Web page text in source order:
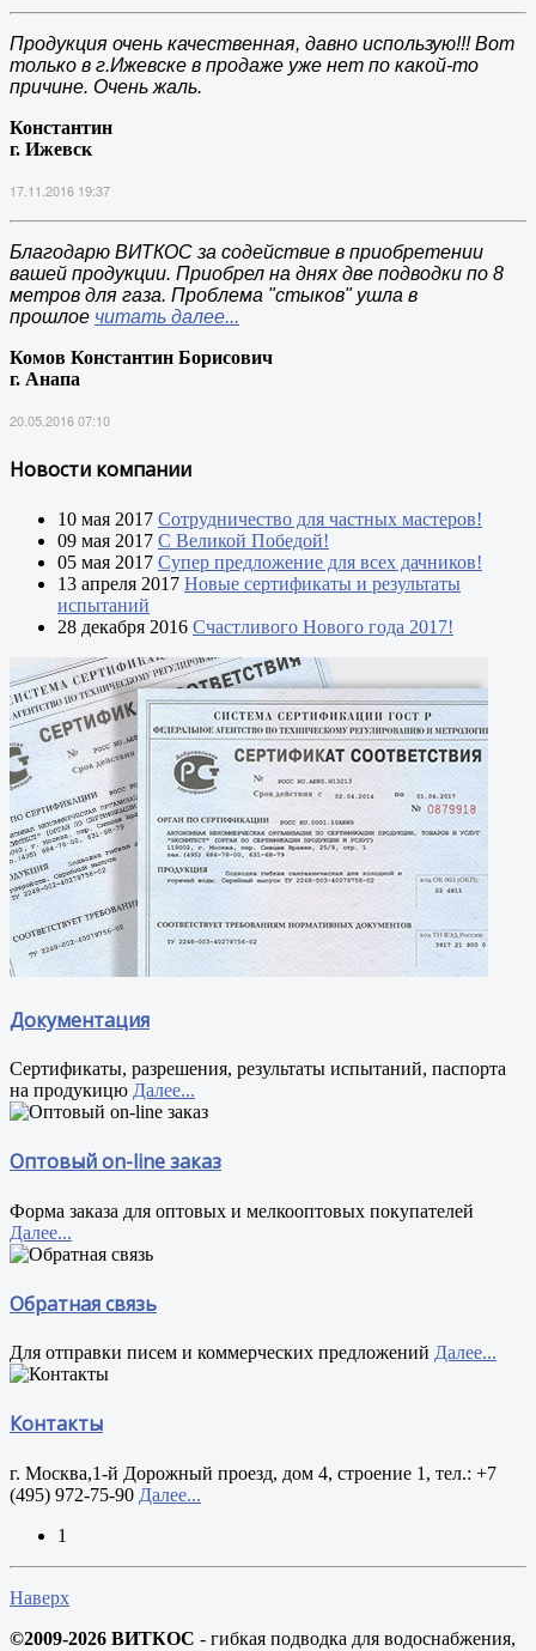
Продукция очень качественная, давно использую!!! Вот
только в г.Ижевске в продаже уже нет по какой-то
причине. Очень жаль.
Константин
г. Ижевск
17.11.2016 19:37
Благодарю ВИТКОС за содействие в приобретении
вашей продукции. Приобрел на днях две подводки по 8
метров для газа. Проблема "стыков" ушла в
прошлое читать далее...
Комов Константин Борисович
г. Анапа
20.05.2016 07:10
Новости компании
10 мая 2017 Сотрудничество для частных мастеров!
09 мая 2017 С Великой Победой!
05 мая 2017 Супер предложение для всех дачников!
13 апреля 2017 Новые сертификаты и результаты
испытаний
28 декабря 2016 Счастливого Нового года 2017!
Документация
Сертификаты, разрешения, результаты испытаний, паспорта
на продукицю Далее...
Оптовый on-line заказ
Форма заказа для оптовых и мелкооптовых покупателей
Далее...
Обратная связь
Для отправки писем и коммерческих предложений Далее...
Контакты
г. Москва,1-й Дорожный проезд, дом 4, строение 1, тел.: +7
(495) 972-75-90 Далее...
1
Наверх
©2009-2026 ВИТКОС - гибкая подводка для водоснабжения,